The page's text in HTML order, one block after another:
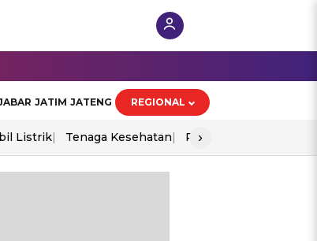
JATIM JATENG REGIONAL
Listrik Tenaga Kesehatan Perang As-Iran
›